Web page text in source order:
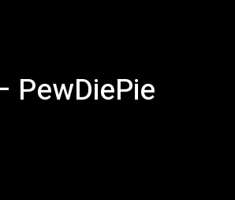
PewDiePie